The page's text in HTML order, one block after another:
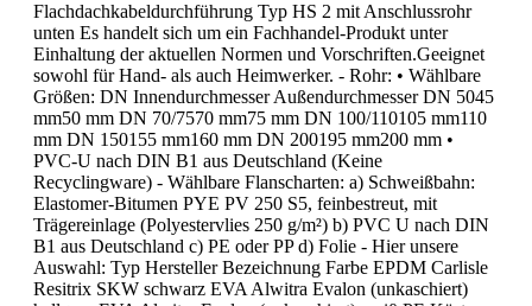
Flachdachkabeldurchführung Typ HS 2 mit Anschlussrohr
unten Es handelt sich um ein Fachhandel-Produkt unter
Einhaltung der aktuellen Normen und Vorschriften.Geeignet
sowohl für Hand- als auch Heimwerker. - Rohr: • Wählbare
Größen: DN Innendurchmesser Außendurchmesser DN 5045
mm50 mm DN 70/7570 mm75 mm DN 100/110105 mm110
mm DN 150155 mm160 mm DN 200195 mm200 mm •
PVC-U nach DIN B1 aus Deutschland (Keine
Recyclingware) - Wählbare Flanscharten: a) Schweißbahn:
Elastomer-Bitumen PYE PV 250 S5, feinbestreut, mit
Trägereinlage (Polyestervlies 250 g/m²) b) PVC U nach DIN
B1 aus Deutschland c) PE oder PP d) Folie - Hier unsere
Auswahl: Typ Hersteller Bezeichnung Farbe EPDM Carlisle
Resitrix SKW schwarz EVA Alwitra Evalon (unkaschiert)